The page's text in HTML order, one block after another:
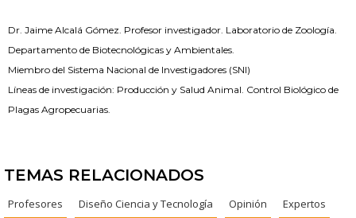
Dr. Jaime Alcalá Gómez. Profesor investigador. Laboratorio de Zoología.
Departamento de Biotecnológicas y Ambientales.
Miembro del Sistema Nacional de Investigadores (SNI)
Líneas de investigación: Producción y Salud Animal. Control Biológico de
Plagas Agropecuarias.
TEMAS RELACIONADOS
Profesores Diseño Ciencia y Tecnología Opinión Expertos